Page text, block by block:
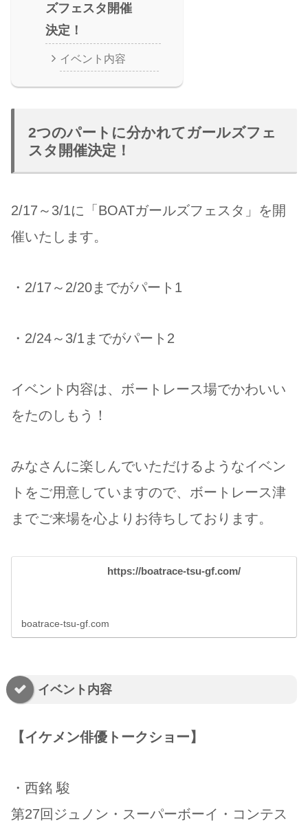
ズフェスタ開催
決定！
イベント内容
2つのパートに分かれてガールズフェ
スタ開催決定！
2/17～3/1に「BOATガールズフェスタ」を開
催いたします。
・2/17～2/20までがパート1
・2/24～3/1までがパート2
イベント内容は、ボートレース場でかわいい
をたのしもう！
みなさんに楽しんでいただけるようなイベン
トをご用意していますので、ボートレース津
までご来場を心よりお待ちしております。
https://boatrace-tsu-gf.com/
boatrace-tsu-gf.com
イベント内容
【イケメン俳優トークショー】
・西銘 駿
第27回ジュノン・スーパーボーイ・コンテス